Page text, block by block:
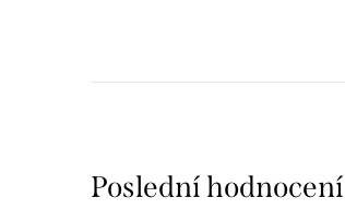
Poslední hodnocení